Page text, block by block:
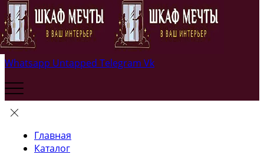
Whatsapp Untapped Telegram Vk
Главная
Каталог